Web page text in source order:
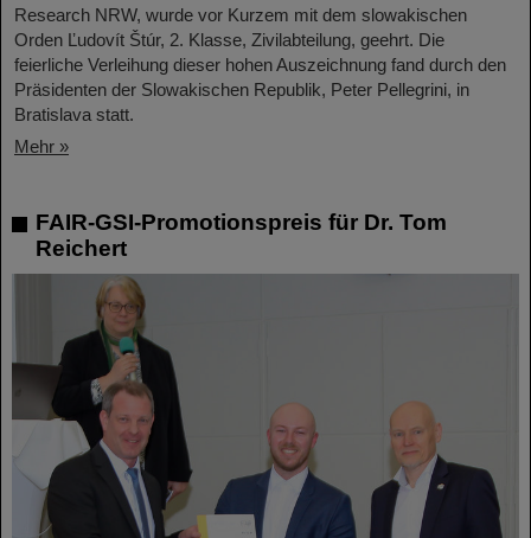
Research NRW, wurde vor Kurzem mit dem slowakischen
Orden Ľudovít Štúr, 2. Klasse, Zivilabteilung, geehrt. Die
feierliche Verleihung dieser hohen Auszeichnung fand durch den
Präsidenten der Slowakischen Republik, Peter Pellegrini, in
Bratislava statt.
Mehr »
FAIR-GSI-Promotionspreis für Dr. Tom
Reichert